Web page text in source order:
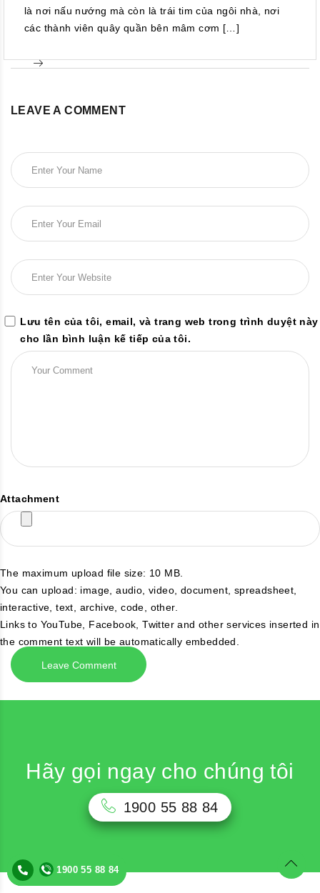
là nơi nấu nướng mà còn là trái tim của ngôi nhà, nơi
các thành viên quây quần bên mâm cơm […]
LEAVE A COMMENT
Lưu tên của tôi, email, và trang web trong trình duyệt này
cho lần bình luận kế tiếp của tôi.
Attachment
The maximum upload file size: 10 MB.
You can upload: image ,audio ,video document spreadsheet
interactive ,text archive ,code other.
Links to YouTube, Facebook, Twitter and other services inserted in
the comment text will be automatically embedded.
1900 55 88 84
Hãy gọi ngay cho chúng tôi
1900 55 88 84
1900 55 88 84